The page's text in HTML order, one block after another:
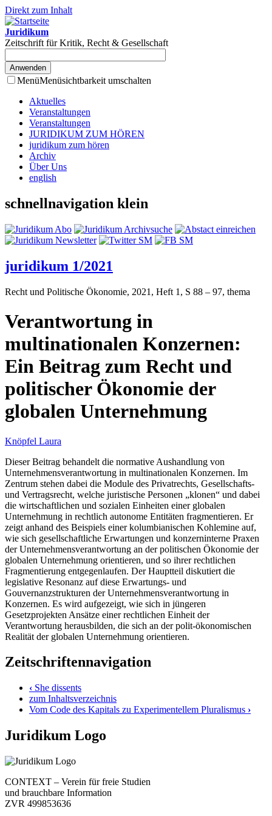
Direkt zum Inhalt
Juridikum
Zeitschrift für Kritik, Recht & Gesellschaft
MenüMenüsichtbarkeit umschalten
Aktuelles
Veranstaltungen
Veranstaltungen
JURIDIKUM ZUM HÖREN
juridikum zum hören
Archiv
Über Uns
english
schnellnavigation klein
juridikum 1/2021
Recht und Politische Ökonomie, 2021, Heft 1, S 88 – 97, thema
Verantwortung in
multinationalen Konzernen:
Ein Beitrag zum Recht und
politischer Ökonomie der
globalen Unternehmung
Knöpfel Laura
Dieser Beitrag behandelt die normative Aushandlung von
Unternehmensverantwortung in multinationalen Konzernen. Im
Zentrum stehen dabei die Module des Privatrechts, Gesellschafts-
und Vertragsrecht, welche juristische Personen „klonen“ und dabei
die wirtschaftlichen und sozialen Einheiten einer globalen
Unternehmung in rechtlich autonome Entitäten fragmentieren. Er
zeigt anhand des Beispiels einer kolumbianischen Kohlemine auf,
wie sich gesellschaftliche Erwartungen und konzerninterne Praxen
der Unternehmensverantwortung an der politischen Ökonomie der
globalen Unternehmung orientieren, und so ihrer rechtlichen
Fragmentierung entgegenlaufen. Der Hauptteil diskutiert die
legislative Resonanz auf diese Erwartungs- und
Gouvernanzstrukturen der Unternehmensverantwortung in
Konzernen. Es wird aufgezeigt, wie sich in jüngeren
Gesetzprojekten Ansätze einer rechtlichen Einheit der
Verantwortung herausbilden, die sich an der polit-ökonomischen
Realität der globalen Unternehmung orientieren.
Zeitschriftennavigation
‹ She dissents
zum Inhaltsverzeichnis
Vom Code des Kapitals zu Experimentellem Pluralismus ›
Juridikum Logo
CONTEXT – Verein für freie Studien
und brauchbare Information
ZVR 499853636